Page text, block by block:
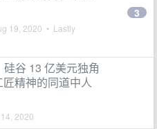
19, 2020 • Lastly
3
谷 13 亿美元独角
精神的同道中人
2020